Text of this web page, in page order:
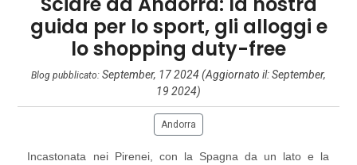
guida per lo sport, gli alloggi e
lo shopping duty-free
Blog pubblicato: September, 17 2024 (Aggiornato il: September,
19 2024)
Andorra
Incastonata nei Pirenei, con la Spagna da un lato e la